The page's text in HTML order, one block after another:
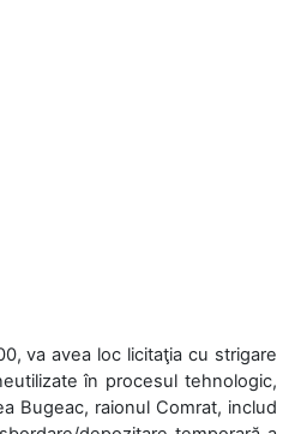
va avea loc licitaţia cu strigare
în procesul tehnologic,
Bugeac, raionul Comrat, includ